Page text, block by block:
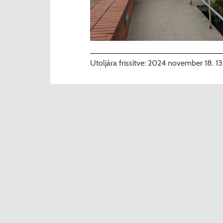
Utoljára frissítve: 2024 november 18.